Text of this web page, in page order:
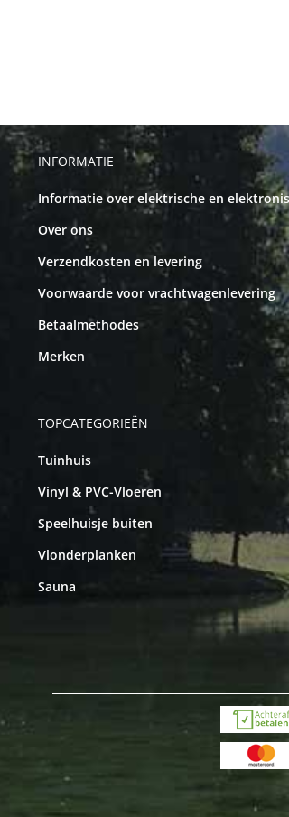
INFORMATIE
Informatie over elektrische en
Over ons
Verzendkosten en levering
Voorwaarde voor vrachtwagenlevering
Betaalmethodes
Merken
TOPCATEGORIEËN
Tuinhuis
Vinyl & PVC-Vloeren
Speelhuisje buiten
Vlonderplanken
Sauna